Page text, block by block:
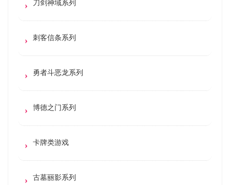
刀剑神域系列
刺客信条系列
勇者斗恶龙系列
博德之门系列
卡牌类游戏
古墓丽影系列